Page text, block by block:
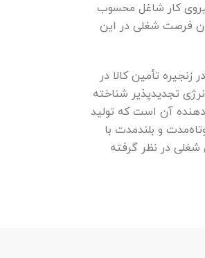
کار شاغل محسوب
و تولید سلول‌های شبکه‌ای خورشیدی سریعترین رشد را داشته است. از سال ۲۰۱۴ تاکنون تنها ۳ میلیون فرصت شغلی در این
تأمین کالا در
تجدیدپذیر شناخته
آن است که تولید
و بلندمدت با
در نظر گرفته